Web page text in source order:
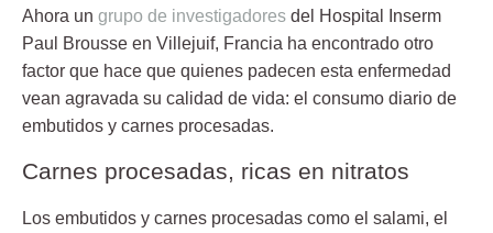
Ahora un grupo de investigadores del Hospital Inserm
Paul Brousse en Villejuif, Francia ha encontrado otro
factor que hace que quienes padecen esta enfermedad
vean agravada su calidad de vida: el consumo diario de
embutidos y carnes procesadas.
Carnes procesadas, ricas en nitratos
Los embutidos y carnes procesadas como el salami, el